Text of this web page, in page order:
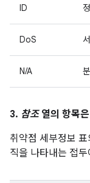
ID
DoS
N/A
3. 참조열의 항목
취약점 세부정보 표
직을 나타내는 접